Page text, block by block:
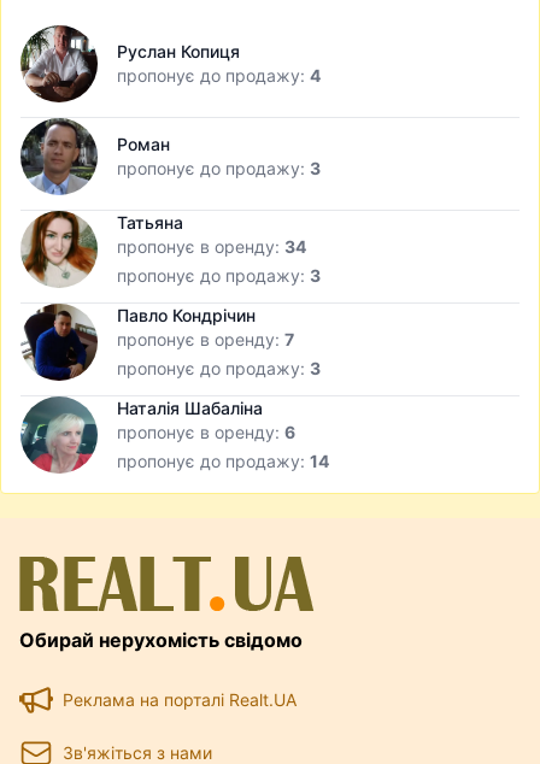
Руслан Копиця
пропонує до продажу: 4
Роман
пропонує до продажу: 3
Татьяна
пропонує в оренду: 34
пропонує до продажу: 3
Павло Кондрічин
пропонує в оренду: 7
пропонує до продажу: 3
Наталія Шабаліна
пропонує в оренду: 6
пропонує до продажу: 14
Обирай нерухомість свідомо
Реклама на порталі Realt.UA
Зв'яжіться з нами